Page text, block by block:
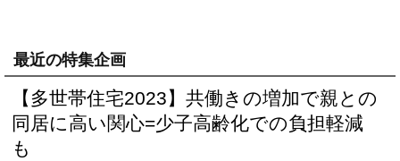
最近の特集企画
【多世帯住宅2023】共働きの増加で親との
同居に高い関心=少子高齢化での負担軽減
も